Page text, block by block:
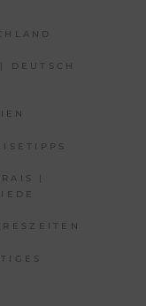
DEUTSCH
|